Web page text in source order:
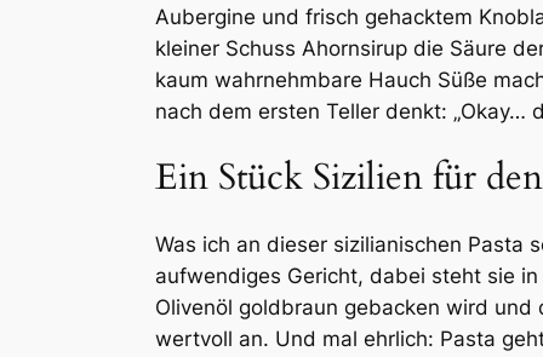
Aubergine und frisch gehacktem
kleiner Schuss Ahornsirup die Säure
kaum wahrnehmbare Hauch Süße
nach dem ersten Teller denkt: „Okay…
Ein Stück Sizilien für
Was ich an dieser sizilianischen Pasta
aufwendiges Gericht, dabei steht sie
Olivenöl goldbraun gebacken wird
wertvoll an. Und mal ehrlich: Pasta